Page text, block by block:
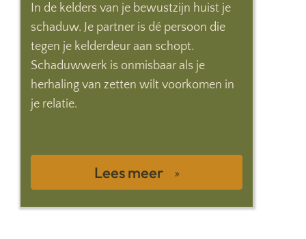
In de kelders van je bewustzijn huist je
schaduw. Je partner is dé persoon die
tegen je kelderdeur aan schopt.
Schaduwwerk is onmisbaar als je
herhaling van zetten wilt voorkomen in
je relatie.
Lees meer